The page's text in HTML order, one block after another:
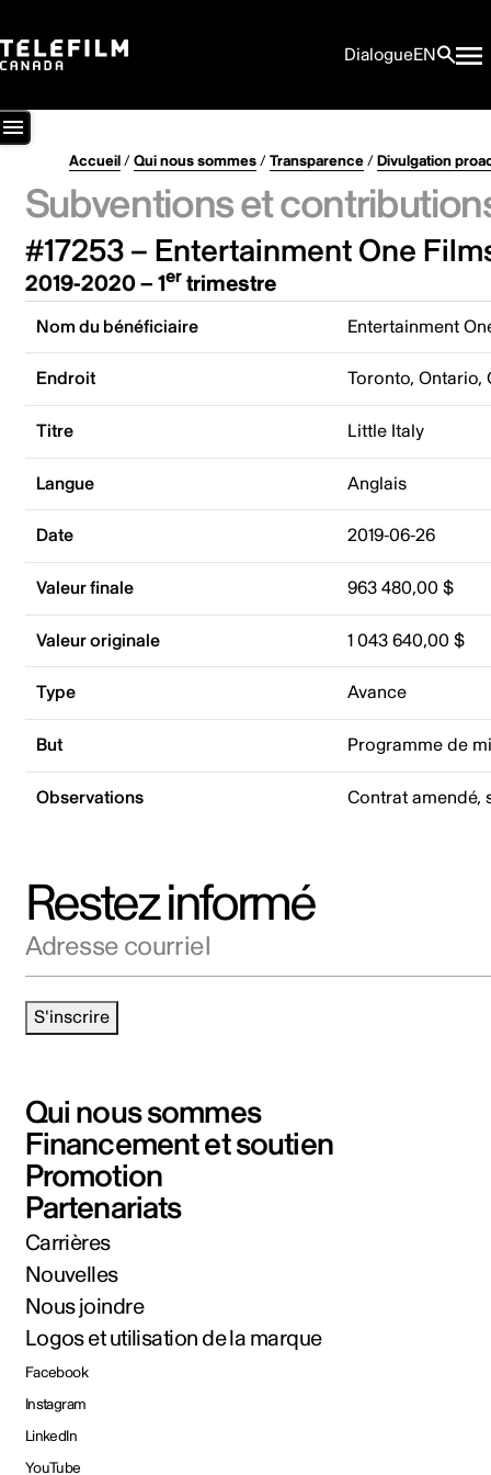
DialogueEN
Accueil/Qui nous sommes/Transparence/Divulgation
Subventions et
#17253 – Entertainment One
2019-2020 – 1ertrimestre
Nom du bénéficiaire Entertainment
Endroit Toronto, Ontario,
Titre Little Italy
Langue Anglais
Date 2019-06-26
Valeur finale 963 480,00 $
Valeur originale 1 043 640,00 $
Type Avance
But Programme de
Observations Contrat amendé,
Restez informé
S'inscrire
Qui nous sommes
Financement et soutien
Promotion
Partenariats
Carrières
Nouvelles
Nous joindre
Logos et utilisation de la marque
Facebook
Instagram
LinkedIn
YouTube